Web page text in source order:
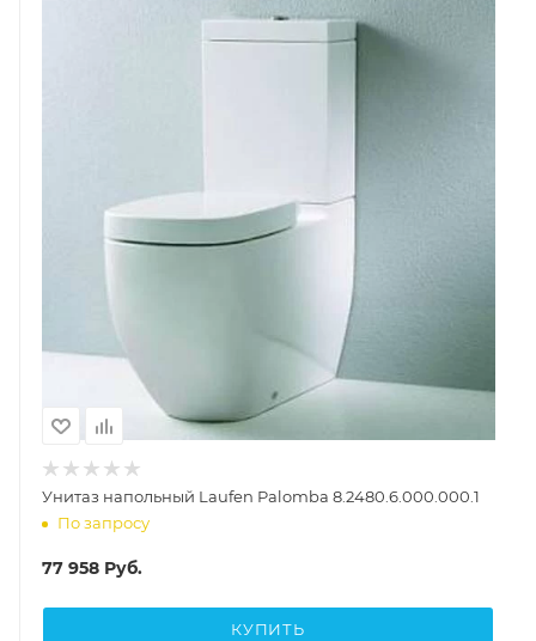
Унитаз напольный Laufen Palomba 8.2480.6.000.000.1
По запросу
77 958 Руб.
КУПИТЬ